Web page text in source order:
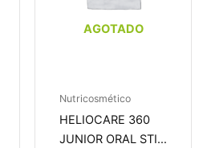
AGOTADO
Nutricosmético
HELIOCARE 360
JUNIOR ORAL STI…